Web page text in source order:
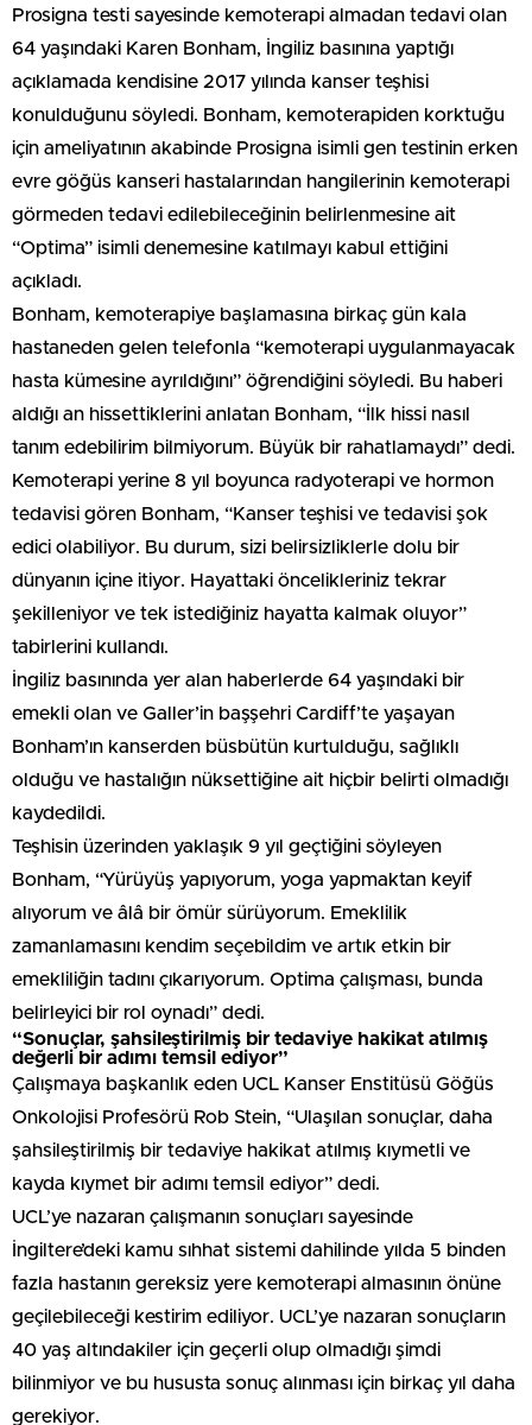
Prosigna testi sayesinde kemoterapi almadan tedavi olan
64 yaşındaki Karen Bonham, İngiliz basınına yaptığı
açıklamada kendisine 2017 yılında kanser teşhisi
konulduğunu söyledi. Bonham, kemoterapiden korktuğu
için ameliyatının akabinde Prosigna isimli gen testinin erken
evre göğüs kanseri hastalarından hangilerinin kemoterapi
görmeden tedavi edilebileceğinin belirlenmesine ait
“Optima” isimli denemesine katılmayı kabul ettiğini
açıkladı.
Bonham, kemoterapiye başlamasına birkaç gün kala
hastaneden gelen telefonla “kemoterapi uygulanmayacak
hasta kümesine ayrıldığını” öğrendiğini söyledi. Bu haberi
aldığı an hissettiklerini anlatan Bonham, “İlk hissi nasıl
tanım edebilirim bilmiyorum. Büyük bir rahatlamaydı” dedi.
Kemoterapi yerine 8 yıl boyunca radyoterapi ve hormon
tedavisi gören Bonham, “Kanser teşhisi ve tedavisi şok
edici olabiliyor. Bu durum, sizi belirsizliklerle dolu bir
dünyanın içine itiyor. Hayattaki öncelikleriniz tekrar
şekilleniyor ve tek istediğiniz hayatta kalmak oluyor”
tabirlerini kullandı.
İngiliz basınında yer alan haberlerde 64 yaşındaki bir
emekli olan ve Galler’in başşehri Cardiff’te yaşayan
Bonham’ın kanserden büsbütün kurtulduğu, sağlıklı
olduğu ve hastalığın nüksettiğine ait hiçbir belirti olmadığı
kaydedildi.
Teşhisin üzerinden yaklaşık 9 yıl geçtiğini söyleyen
Bonham, “Yürüyüş yapıyorum, yoga yapmaktan keyif
alıyorum ve âlâ bir ömür sürüyorum. Emeklilik
zamanlamasını kendim seçebildim ve artık etkin bir
emekliliğin tadını çıkarıyorum. Optima çalışması, bunda
belirleyici bir rol oynadı” dedi.
“Sonuçlar, şahsileştirilmiş bir tedaviye hakikat atılmış
değerli bir adımı temsil ediyor”
Çalışmaya başkanlık eden UCL Kanser Enstitüsü Göğüs
Onkolojisi Profesörü Rob Stein, “Ulaşılan sonuçlar, daha
şahsileştirilmiş bir tedaviye hakikat atılmış kıymetli ve
kayda kıymet bir adımı temsil ediyor” dedi.
UCL’ye nazaran çalışmanın sonuçları sayesinde
İngiltere’deki kamu sıhhat sistemi dahilinde yılda 5 binden
fazla hastanın gereksiz yere kemoterapi almasının önüne
geçilebileceği kestirim ediliyor. UCL’ye nazaran sonuçların
40 yaş altındakiler için geçerli olup olmadığı şimdi
bilinmiyor ve bu hususta sonuç alınması için birkaç yıl daha
gerekiyor.